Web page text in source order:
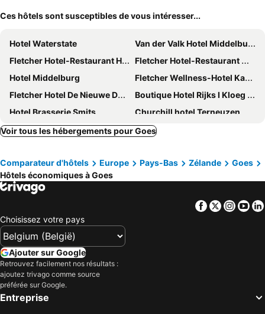
Ces hôtels sont susceptibles de vous intéresser...
Hotel Waterstate
Van der Valk Hotel Middelburg
Fletcher Hotel-Restaurant Het Veerse Meer
Fletcher Hotel-Restaurant Middelburg
Hotel Middelburg
Fletcher Wellness-Hotel Kamperduinen
Fletcher Hotel De Nieuwe Doelen - Middelburg
Boutique Hotel Rijks I Kloeg Collection
Hotel Brasserie Smits
Churchill hotel Terneuzen
Hotel Katoen
Boutique Hotel The Roosevelt
Mondragon
Hotel St Joris I Kloeg Collection
Slot Oostende
Romantik Hotel Auberge de Campveerse Toren
Boutique Hotel Jersey
Fletcher Hotel-Restaurant Arneville-Middelburg
Boutique Hotel Zeeuws-Meisje
Hotel Residentie Douwe Kercke
Boetiek hotel de Zilte Zeeuw
Hector Zierikzee
Hotel De Grote Kade
Voir tous les hébergements pour Goes
Comparateur d'hôtels Europe Pays-Bas Zélande
Goes
Hôtels économiques à Goes
Facebook
Twitter
Choisissez votre pays
Ajouter sur Google
Retrouvez facilement nos résultats :
ajoutez trivago comme source
préférée sur Google.
Entreprise